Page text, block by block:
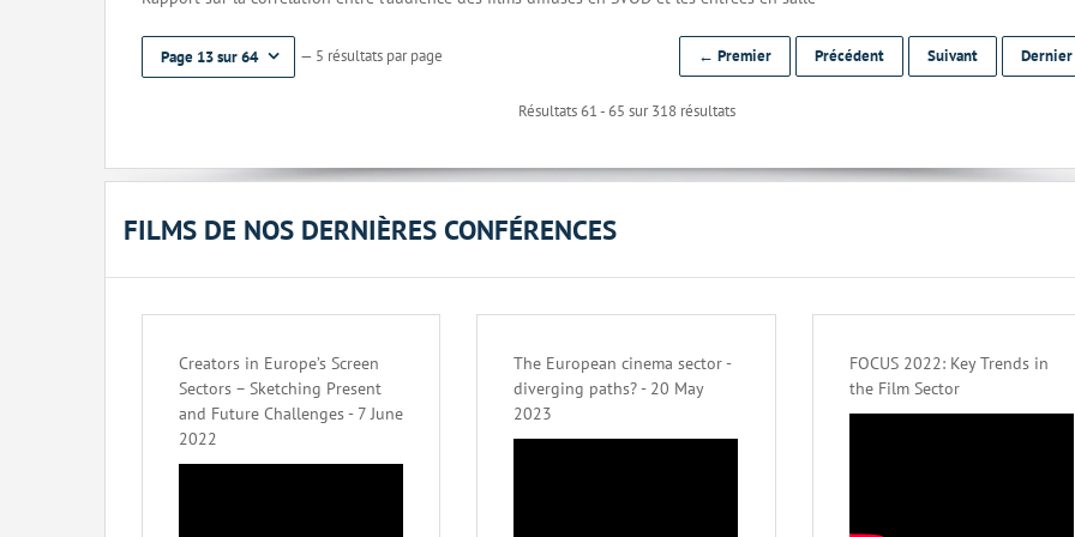
Page 13 sur 64 — 5 résultats par page
Résultats 61 - 65 sur 318 résultats
← Premier Précédent Suivant
FILMS DE NOS DERNIÈRES CONFÉRENCES
Creators in Europe’s Screen
Sectors – Sketching Present
and Future Challenges - 7 June
2022
The European cinema sector -
diverging paths? - 20 May
2023
FOCUS 2022: Key Trends in
the Film Sector